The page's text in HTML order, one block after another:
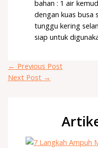
bahan : 1 air
dengan kuas busa
tunggu kering
siap untuk
← Previous Post
Next Post →